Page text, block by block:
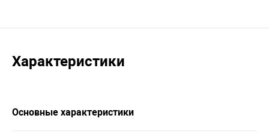
Характеристики
Основные характеристики